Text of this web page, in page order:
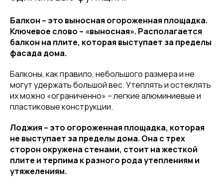
Балкон – это выносная огороженная площадка.
Ключевое слово – «выносная». Располагается
балкон на плите, которая выступает за пределы
фасада дома.
Балконы, как правило, небольшого размера и не
могут удержать большой вес. Утеплять и остеклять
их можно «ограниченно» – легкие алюминиевые и
пластиковые конструкции.
Лоджия – это огороженная площадка, которая
не выступает за пределы дома. Она с трех
сторон окружена стенами, стоит на жесткой
плите и терпима к разного рода утеплениям и
утяжелениям.